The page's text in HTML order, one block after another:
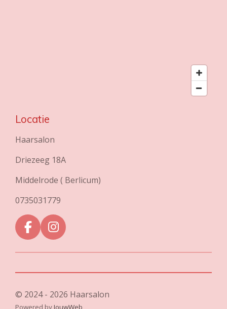
Locatie
Haarsalon
Driezeeg 18A
Middelrode ( Berlicum)
0735031779
F
a
c
e
o
o
I
n
s
t
g
r
© 2024 - 2026 Haarsalon
Powered byJouwWeb